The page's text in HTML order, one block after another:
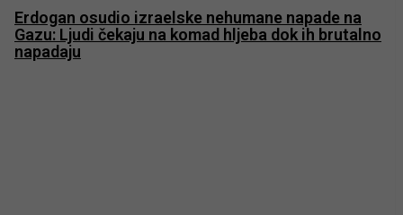
Erdogan osudio izraelske nehumane napade na
Gazu: Ljudi čekaju na komad hljeba dok ih brutalno
napadaju